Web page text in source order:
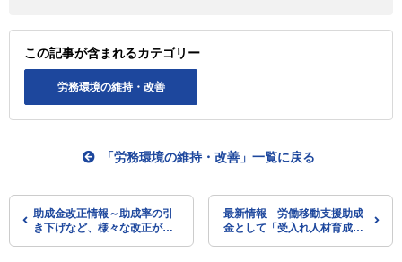
この記事が含まれるカテゴリー
労務環境の維持・改善
助成金改正情報～助成率の引
き下げなど、様々な改正が予
「労務環境の維持・改善」一覧に戻る
最新情報 労働移動支援助成
金として「受入れ人材育成支